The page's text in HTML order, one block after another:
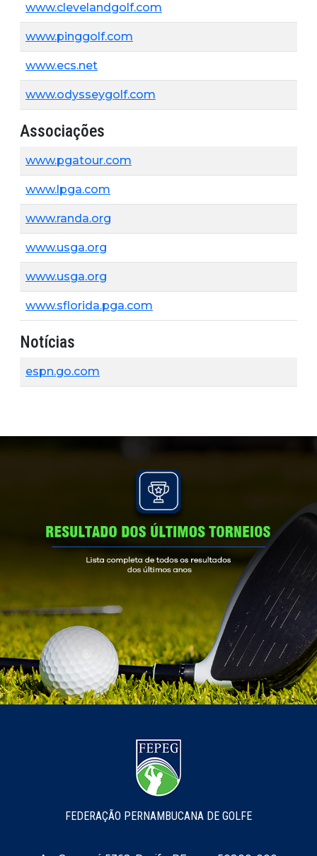
www.clevelandgolf.com
www.pinggolf.com
www.ecs.net
www.odysseygolf.com
Associações
www.pgatour.com
www.lpga.com
www.randa.org
www.usga.org
www.usga.org
www.sflorida.pga.com
Notícias
espn.go.com
FEDERAÇÃO PERNAMBUCANA DE GOLFE